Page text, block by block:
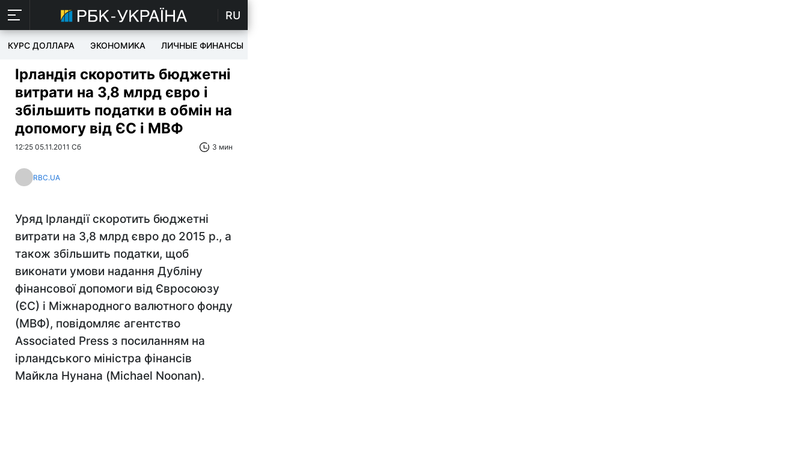
RU
КУРС ДОЛЛАРА ЭКОНОМИКА ЛИЧНЫЕ ФИНАНСЫ
Ірландія скоротить бюджетні
витрати на 3,8 млрд євро і
збільшить податки в обмін на
допомогу від ЄС і МВФ
12:25 05.11.2011 Сб 3 мин
RBC.UA
Уряд Ірландії скоротить бюджетні
витрати на 3,8 млрд євро до 2015 р., а
також збільшить податки, щоб
виконати умови надання Дубліну
фінансової допомоги від Євросоюзу
(ЄС) і Міжнародного валютного фонду
(МВФ), повідомляє агентство
Associated Press з посиланням на
ірландського міністра фінансів
Майкла Нунана (Michael Noonan).